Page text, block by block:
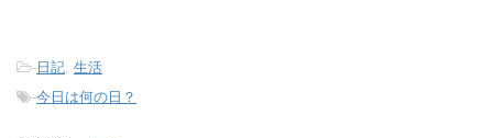
- 日記, 生活
-今日は何の日？